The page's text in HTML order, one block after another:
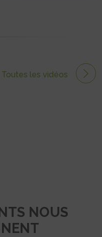
Toutes les vidéos
NOUS